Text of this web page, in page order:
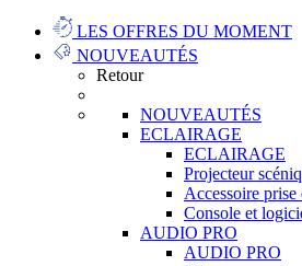
LES OFFRES DU MOMENT
NOUVEAUTÉS
Retour
NOUVEAUTÉS
ECLAIRAGE
ECLAIRAGE
Projecteur
Accessoire prise
Console et
AUDIO PRO
AUDIO PRO